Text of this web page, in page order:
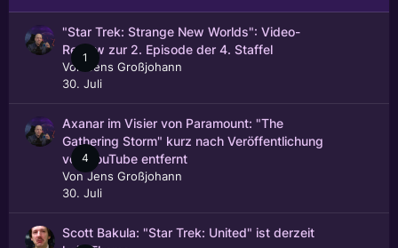
1
"Star Trek: Strange New Worlds": Video-
Review zur 2. Episode der 4. Staffel
Von
Jens Großjohann
30. Juli
4
Axanar im Visier von Paramount: "The
Gathering Storm" kurz nach Veröffentlichung
von YouTube entfernt
VonJens Großjohann
30. Juli
Scott Bakula: "Star Trek: United" ist derzeit